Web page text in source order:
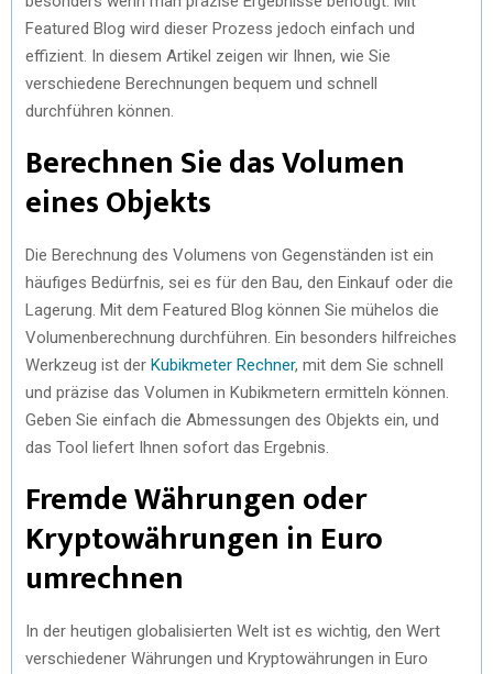
Featured Blog wird dieser Prozess jedoch einfach und
effizient. In diesem Artikel zeigen wir Ihnen, wie Sie
verschiedene Berechnungen bequem und schnell
durchführen können.
Berechnen Sie das Volumen
eines Objekts
Die Berechnung des Volumens von Gegenständen ist ein
häufiges Bedürfnis, sei es für den Bau, den Einkauf oder die
Lagerung. Mit dem Featured Blog können Sie mühelos die
Volumenberechnung durchführen. Ein besonders hilfreiches
Werkzeug ist der Kubikmeter Rechner, mit dem Sie schnell
und präzise das Volumen in Kubikmetern ermitteln können.
Geben Sie einfach die Abmessungen des Objekts ein, und
das Tool liefert Ihnen sofort das Ergebnis.
Fremde Währungen oder
Kryptowährungen in Euro
umrechnen
In der heutigen globalisierten Welt ist es wichtig, den Wert
verschiedener Währungen und Kryptowährungen in Euro